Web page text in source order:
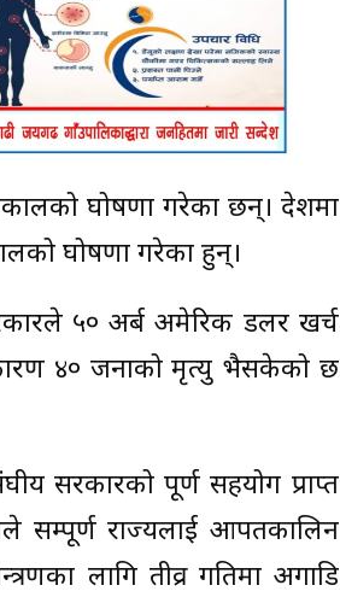
घोषणा गरेका छन्। देशमा
घोषणा गरेका हुन्।
५० अर्ब अमेरिकी डलर खर्च
४० जनाको मृत्यु भैसकेको छ
सरकारको पूर्ण सहयोग प्राप्त
सम्पूर्ण राज्यलाई आपतकालिन
लागि तीव्र गतिमा अगाडि